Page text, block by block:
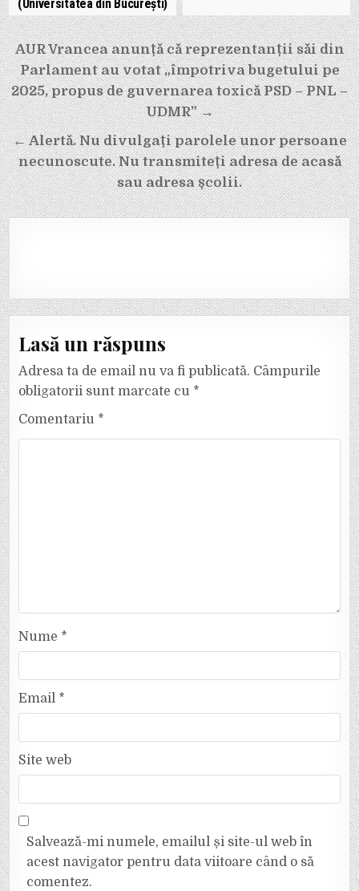
(Universitatea din București)
Navigare
în
articole
AUR Vrancea anunță că reprezentanții săi din
Parlament au votat „împotriva bugetului pe
2025, propus de guvernarea toxică PSD – PNL –
UDMR” →
← Alertă. Nu divulgați parolele unor persoane
necunoscute. Nu transmiteți adresa de acasă
sau adresa școlii.
Lasă un răspuns
Adresa ta de email nu va fi publicată. Câmpurile
obligatorii sunt marcate cu *
Comentariu *
Nume *
Email *
Site web
Salvează-mi numele, emailul și site-ul web în
acest navigator pentru data viitoare când o să
comentez.